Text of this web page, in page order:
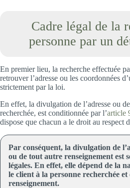
Cadre légal de la
personne par un
En premier lieu, la recherche effectuée
retrouver l’adresse ou les coordonnées
strictement par la loi.
En effet, la divulgation de l’adresse ou
recherchée, est conditionnée par l’article
dispose que chacun a le droit au respect
Par conséquent, la divulgation de
ou de tout autre renseignement est
légales. En effet, elle dépend de la
le client à la personne recherchée
renseignement.